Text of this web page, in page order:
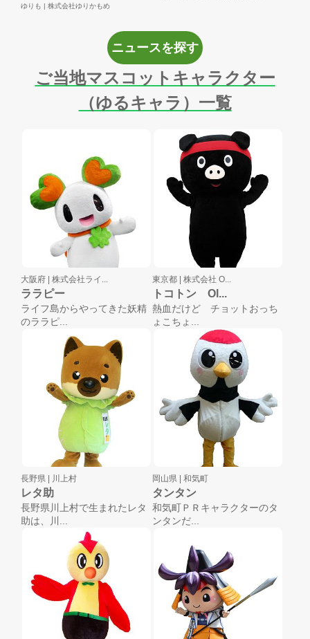
ゆりも | 株式会社ゆりかもめ
ニュースを探す
ご当地マスコットキャラクター
（ゆるキャラ）一覧
大阪府 | 株式会社ライ...
ララピー
ライフ島からやってきた妖精
のララピ...
東京都 | 株式会社 O...
トコトン Ol...
熱血だけど チョットおっち
ょこちょ...
長野県 | 川上村
レタ助
長野県川上村で生まれたレタ
助は、川...
岡山県 | 和気町
タンタン
和気町ＰＲキャラクターのタ
ンタンだ...